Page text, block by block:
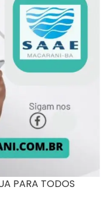
PARA TODOS